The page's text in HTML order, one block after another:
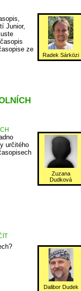
Radek Sárközi
Junior,
ze
Zuzana
Dudková
určitého
Dalibor Dudek